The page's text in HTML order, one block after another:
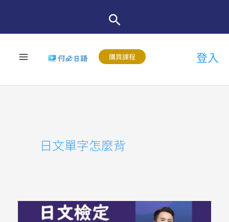
購買課程 登入
日文單字怎麼背